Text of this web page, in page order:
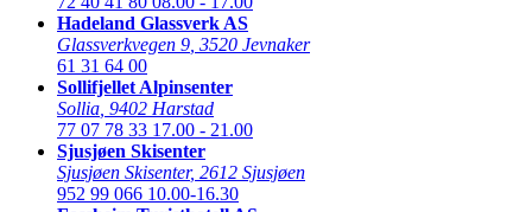
Hadeland Glassverk AS
Glassverkvegen 9 3520 Jevnaker
61 31 64 00
Sollifjellet Alpinsenter
Sollia 9402 Harstad
77 07 78 33 17.00 - 21.00
Sjusjøen Skisenter
Sjusjøen Skisenter, 2612 Sjusjøen
952 99 066 10.00-16.30